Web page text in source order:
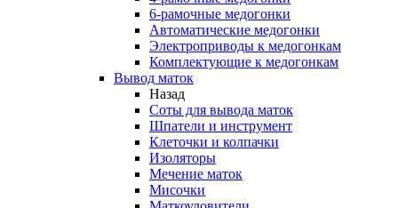
6-рамочные медогонки
Автоматические медогонки
Электроприводы к медогонкам
Комплектующие к медогонкам
Вывод маток
Назад
Соты для вывода маток
Шпатели и инструмент
Клеточки и колпачки
Изоляторы
Мечение маток
Мисочки